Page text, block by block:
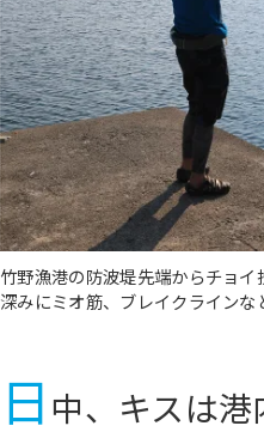
竹野漁港の防波堤先端からチョイ
深みにミオ筋、ブレイクラインな
日 中、キスは港